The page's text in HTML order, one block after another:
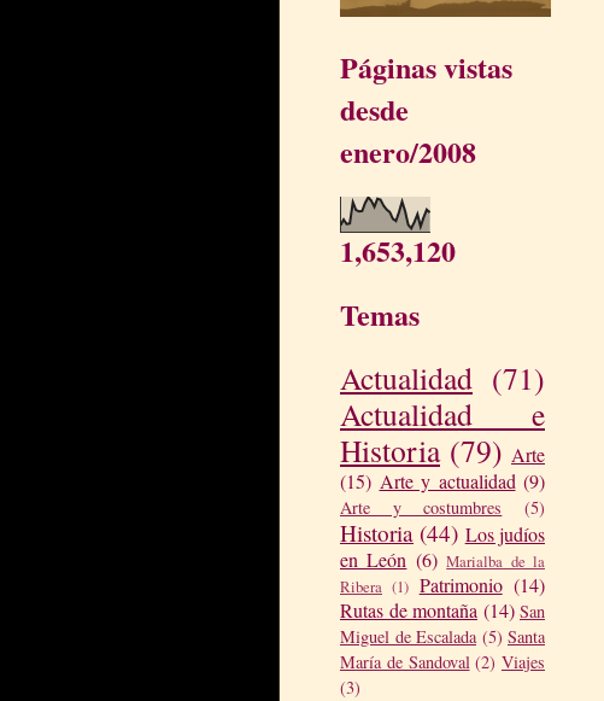
Páginas vistas
desde
enero/2008
1,653,120
Temas
Actualidad (71)
Actualidad e
Historia (79) Arte
(15) Arte y actualidad (9)
Arte y costumbres (5)
Historia (44) Los judíos
en León (6) Marialba de la
Ribera (1) Patrimonio (14)
Rutas de montaña (14) San
Miguel de Escalada (5) Santa
María de Sandoval (2) Viajes
(3)